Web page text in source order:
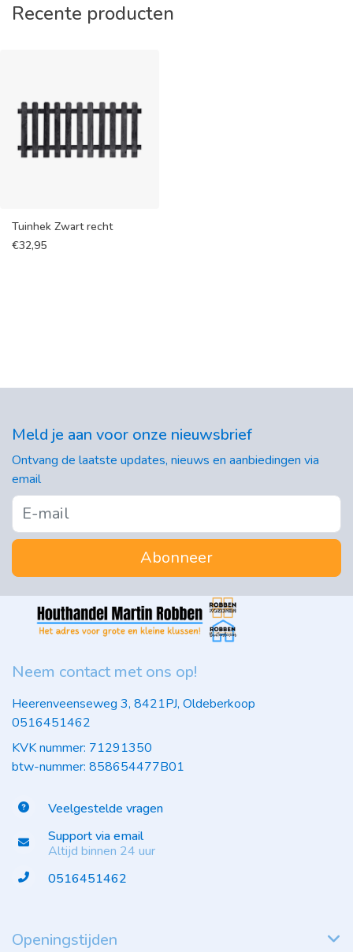
Recente producten
Tuinhek Zwart recht
€32,95
Meld je aan voor onze nieuwsbrief
Ontvang de laatste updates, nieuws en aanbiedingen via
email
Abonneer
Neem contact met ons op!
Heerenveenseweg 3, 8421PJ, Oldeberkoop
0516451462
KVK nummer: 71291350
btw-nummer: 858654477B01
Veelgestelde vragen
Support via email
Altijd binnen 24 uur
0516451462
Openingstijden